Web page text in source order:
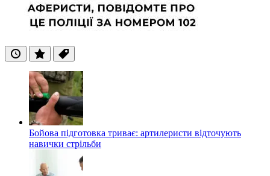
ОстанніПопулярні
Теги
Бойова підготовка триває: артилеристи відточують
навички стрільби